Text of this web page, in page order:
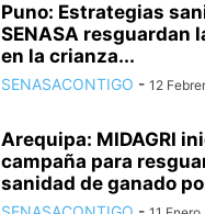
Puno: Estrategias
SENASA resguardan
en la crianza...
SENASACONTIGO - 12
Arequipa: MIDAGRI
campaña para
sanidad de ganado